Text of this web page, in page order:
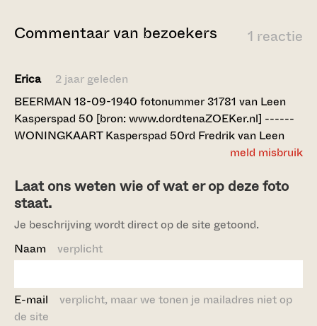
1 reactie
Commentaar van bezoekers
Erica
2 jaar geleden
BEERMAN 18-09-1940 fotonummer 31781 van Leen
Kasperspad 50 [bron: www.dordtenaZOEKer.nl] ------
WONINGKAART Kasperspad 50rd Fredrik van Leen
meld misbruik
Laat ons weten wie of wat er op deze foto
staat.
Je beschrijving wordt direct op de site getoond.
Naam verplicht
E-mail verplicht, maar we tonen je mailadres niet op
de site